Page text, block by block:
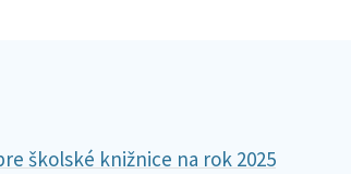
školské knižnice na rok 2025